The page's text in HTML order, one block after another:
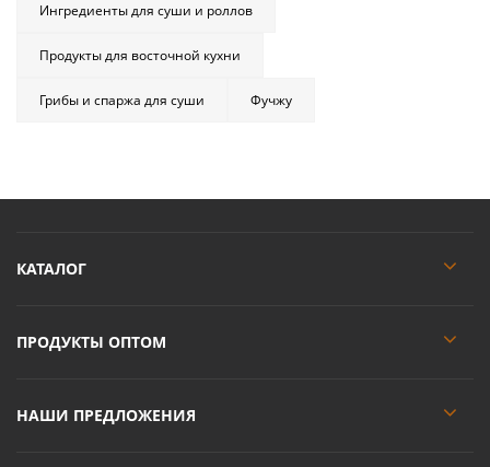
Ингредиенты для суши и роллов
Продукты для восточной кухни
Грибы и спаржа для суши Фучжу
КАТАЛОГ
ПРОДУКТЫ ОПТОМ
НАШИ ПРЕДЛОЖЕНИЯ